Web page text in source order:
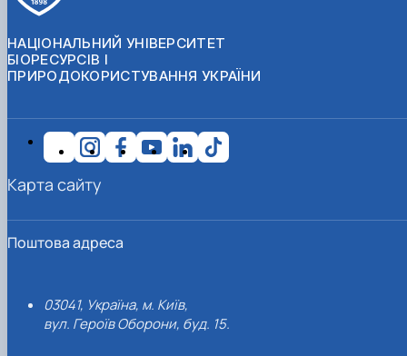
НАЦІОНАЛЬНИЙ УНІВЕРСИТЕТ
БІОРЕСУРСІВ І
ПРИРОДОКОРИСТУВАННЯ УКРАЇНИ
Поштова адреса
03041, Україна, м. Київ,
вул. Героїв Оборони, буд. 15.
Карта сайту